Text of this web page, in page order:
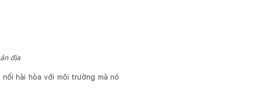
địa
hài hòa với môi trường mà nó